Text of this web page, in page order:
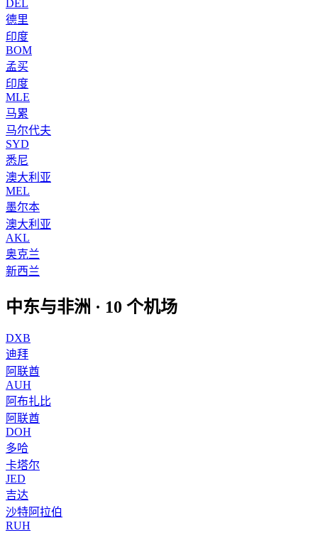
DEL
德里
印度
BOM
孟买
印度
MLE
马累
马尔代夫
SYD
悉尼
澳大利亚
MEL
墨尔本
澳大利亚
AKL
奥克兰
新西兰
中东与非洲 · 10 个机场
DXB
迪拜
阿联酋
AUH
阿布扎比
阿联酋
DOH
多哈
卡塔尔
JED
吉达
沙特阿拉伯
RUH